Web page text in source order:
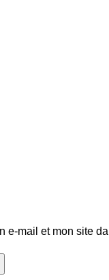
e-mail et mon site